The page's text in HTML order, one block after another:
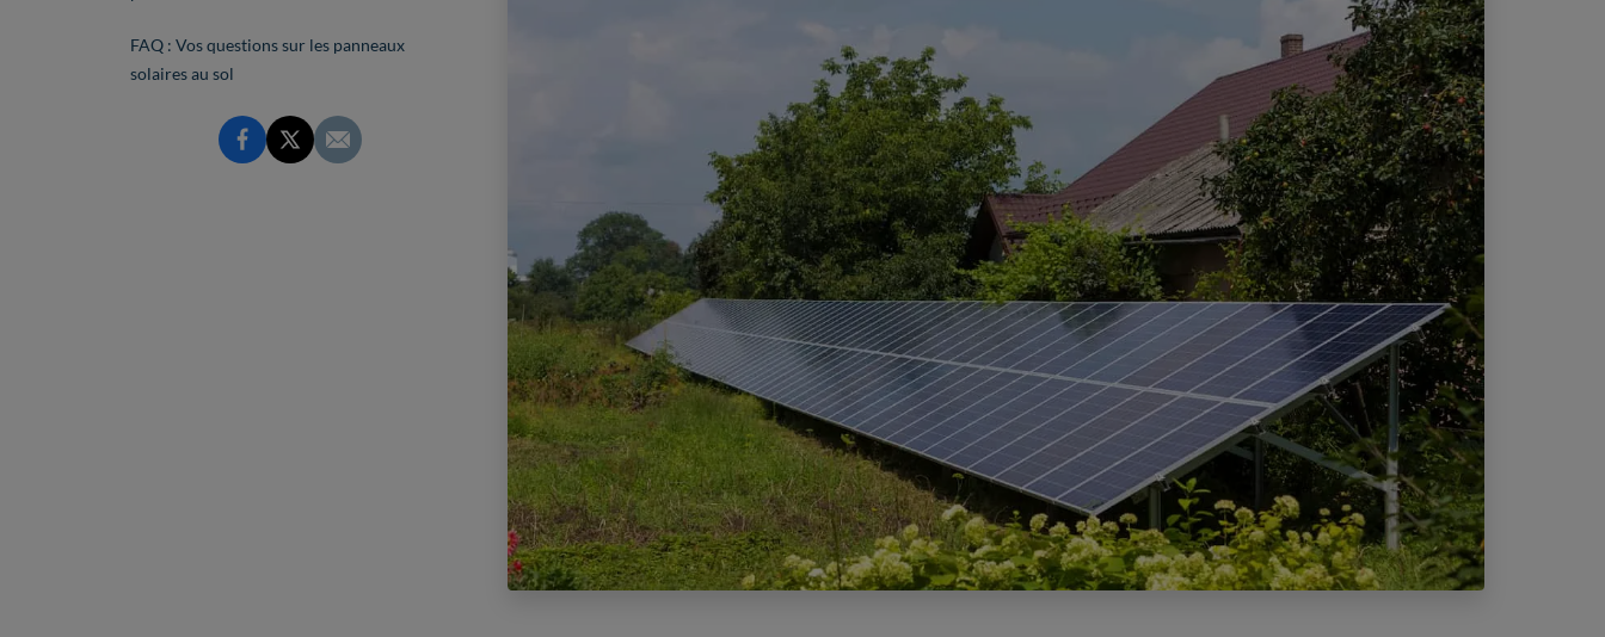
FAQ : Vos questions sur les panneaux
solaires au sol